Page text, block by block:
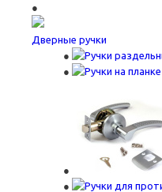
Дверные ручки